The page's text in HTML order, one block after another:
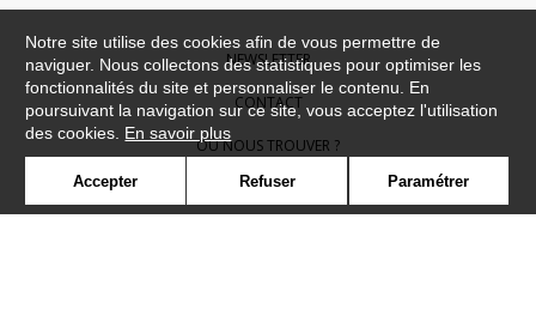
NEWSLETTER
CONTACT
OÙ NOUS TROUVER ?
CONTRACT
Notre site utilise des cookies afin de vous permettre de
naviguer. Nous collectons des statistiques pour optimiser les
fonctionnalités du site et personnaliser le contenu. En
poursuivant la navigation sur ce site, vous acceptez l'utilisation
des cookies. En savoir plus
Accepter Refuser Paramétrer